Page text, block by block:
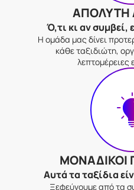
ΑΠΟΛΥΤΗ
Ό,τι κι αν συμβεί,
Η ομάδα μας δίνει
κάθε ταξιδιώτη,
λεπτομέρειες
ΜΟΝΑΔΙΚΟΙ
Αυτά τα ταξίδια
Ξεφεύγουμε από τα